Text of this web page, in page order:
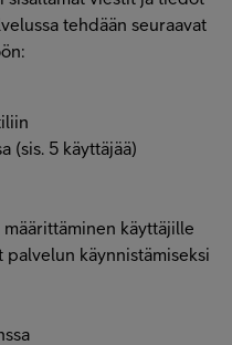
tehdään seuraavat
(sis. 5 käyttäjää)
käyttäjille
käynnistämiseksi